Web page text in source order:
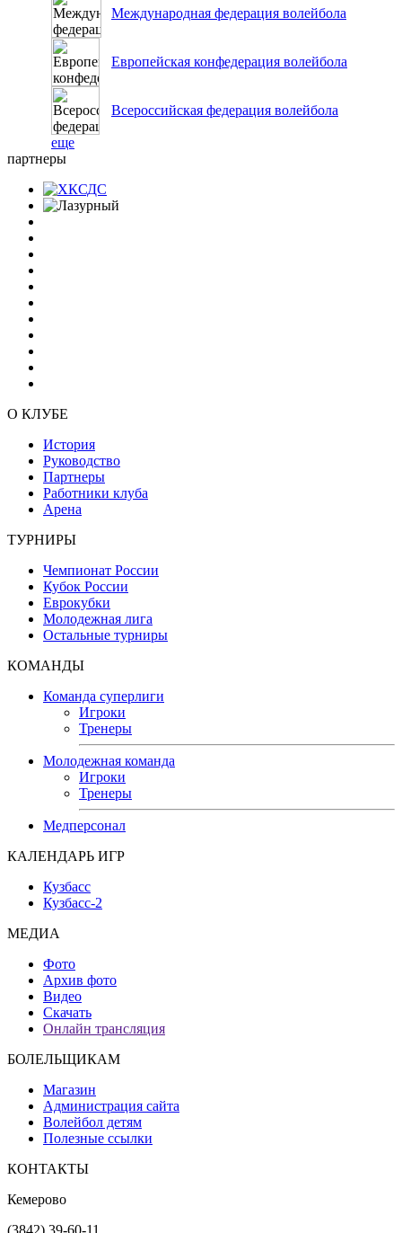
Международная федерация волейбола
Европейская конфедерация волейбола
Всероссийская федерация волейбола
еще
партнеры
О КЛУБЕ
История
Руководство
Партнеры
Работники клуба
Арена
ТУРНИРЫ
Чемпионат России
Кубок России
Еврокубки
Молодежная лига
Остальные турниры
КОМАНДЫ
Команда суперлиги
Игроки
Тренеры
Молодежная команда
Игроки
Тренеры
Медперсонал
КАЛЕНДАРЬ ИГР
Кузбасс
Кузбасс-2
МЕДИА
Фото
Архив фото
Видео
Скачать
Онлайн трансляция
БОЛЕЛЬЩИКАМ
Магазин
Администрация сайта
Волейбол детям
Полезные ссылки
КОНТАКТЫ
Кемерово
(3842) 39-60-11